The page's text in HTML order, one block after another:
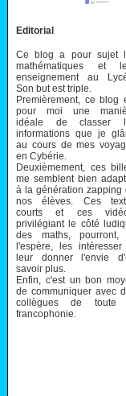
Editorial
Ce blog a pour sujet
mathématiques et
enseignement au
Son but est triple.
Premièrement, ce blog
pour moi une
idéale de classer
informations que je
au cours de mes
en Cybérie.
Deuxièmement, ces
me semblent bien
à la génération zapping
nos élèves. Ces
courts et ces
privilégiant le côté
des maths, pourront,
l'espère, les
leur donner l'envie
savoir plus.
Enfin, c'est un bon
de communiquer avec
collègues de toute
francophonie.